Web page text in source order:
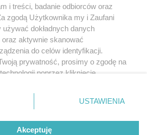
O nas
i treści, badanie odbiorców oraz
zgodą Użytkownika my i Zaufani
dokładnych danych
aktywnie skanować
do celów identyfikacji.
prywatność, prosimy o zgodę na
poprzez kliknięcie
przycisk ustawień prywatności
dolnym rogu strony
danych nie wymagają zgody
prawo sprzeciwić się takiemu
USTAWIENIA
Akceptuję